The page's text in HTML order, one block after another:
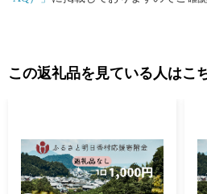
この返礼品を見ている人はこ